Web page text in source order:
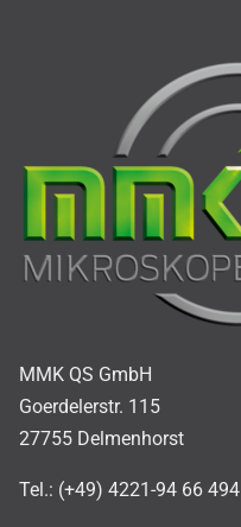
MMK QS GmbH
Goerdelerstr. 115
27755 Delmenhorst
Tel.: (+49) 4221-94 66 494